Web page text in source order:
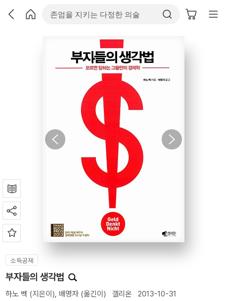
소득공제
부자들의 생각법
하노 벡 (지은이), 배명자 (옮긴이) 갤리온 2013-10-31